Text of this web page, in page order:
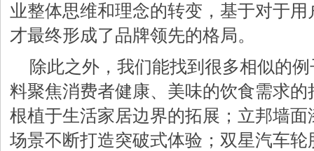
业整体思维和理念的转变，基于对于
才最终形成了品牌领先的格局。
除此之外，我们能找到很多相似的
料聚焦消费者健康、美味的饮食需求
根植于生活家居边界的拓展；立邦墙
场景不断打造突破式体验；双星汽车